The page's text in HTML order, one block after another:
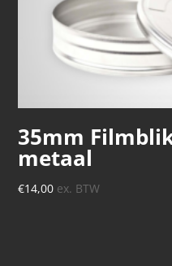
35mm
metaal
€14,00 ex. BTW